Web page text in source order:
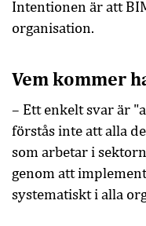
Intentionen är att
organisation.
Vem kommer
– Ett enkelt svar är
förstås inte att alla
som arbetar i
genom att
systematiskt i alla